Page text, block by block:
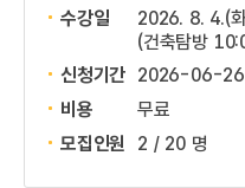
수강일
2026. 8. 4.(
(건축탐방
신청기간 2026-06-26
비용
무료
모집인원
2 / 20 명